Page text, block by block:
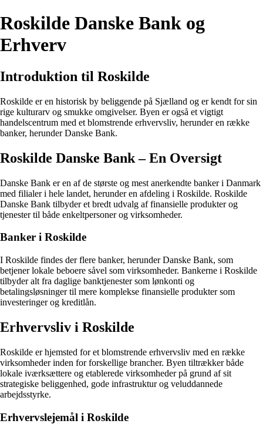
Roskilde Danske Bank og
Erhverv
Introduktion til Roskilde
Roskilde er en historisk by beliggende på Sjælland og er kendt for sin
rige kulturarv og smukke omgivelser. Byen er også et vigtigt
handelscentrum med et blomstrende erhvervsliv, herunder en række
banker, herunder Danske Bank.
Roskilde Danske Bank – En Oversigt
Danske Bank er en af de største og mest anerkendte banker i Danmark
med filialer i hele landet, herunder en afdeling i Roskilde. Roskilde
Danske Bank tilbyder et bredt udvalg af finansielle produkter og
tjenester til både enkeltpersoner og virksomheder.
Banker i Roskilde
I Roskilde findes der flere banker, herunder Danske Bank, som
betjener lokale beboere såvel som virksomheder. Bankerne i Roskilde
tilbyder alt fra daglige banktjenester som lønkonti og
betalingsløsninger til mere komplekse finansielle produkter som
investeringer og kreditlån.
Erhvervsliv i Roskilde
Roskilde er hjemsted for et blomstrende erhvervsliv med en række
virksomheder inden for forskellige brancher. Byen tiltrækker både
lokale iværksættere og etablerede virksomheder på grund af sit
strategiske beliggenhed, gode infrastruktur og veluddannede
arbejdsstyrke.
Erhvervslejemål i Roskilde